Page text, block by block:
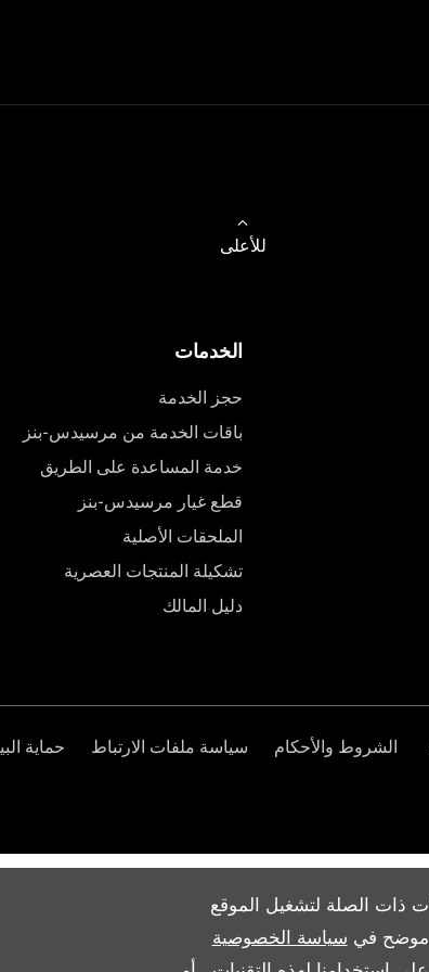
ذات الصلة لتشغيل الموقع
موضح في سياسة الخصوصية
للأعلى
الخدمات
حجز الخدمة
باقات الخدمة من مرسيدس-بنز
خدمة المساعدة على الطريق
قطع غيار مرسيدس-بنز
الملحقات الأصلية
تشكيلة المنتجات العصرية
دليل المالك
الشروط والأحكام سياسة ملفات الارتباط حماية